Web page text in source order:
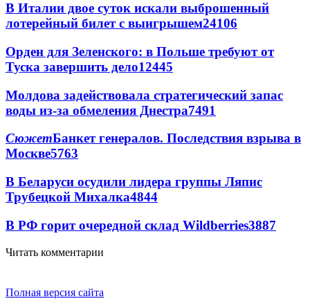
В Италии двое суток искали выброшенный
лотерейный билет с выигрышем24106
Орден для Зеленского: в Польше требуют от
Туска завершить дело12445
Молдова задействовала стратегический запас
воды из-за обмеления Днестра7491
СюжетБанкет генералов. Последствия взрыва в
Москве5763
В Беларуси осудили лидера группы Ляпис
Трубецкой Михалка4844
В РФ горит очередной склад Wildberries3887
Читать комментарии
Полная версия сайта